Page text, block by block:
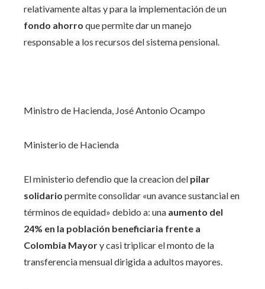
relativamente altas y para la implementación de un
fondo ahorro que permite dar un manejo
responsable a los recursos del sistema pensional.
Ministro de Hacienda, José Antonio Ocampo
Ministerio de Hacienda
El ministerio defendio que la creacion del pilar
solidario permite consolidar «un avance sustancial en
términos de equidad» debido a: una aumento del
24% en la población beneficiaria frente a
Colombia Mayory casi triplicar el monto de la
transferencia mensual dirigida a adultos mayores.